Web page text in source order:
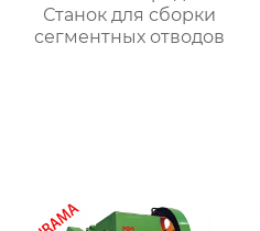
Станок для сборки
сегментных отводов